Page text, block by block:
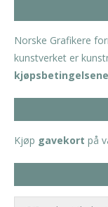
Norske Grafikere
kunstverket er
kjøpsbetingelsene
Kjøp gavekort på